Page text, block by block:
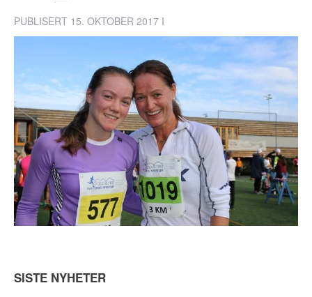
PUBLISERT 15. OKTOBER 2017 I
SISTE NYHETER